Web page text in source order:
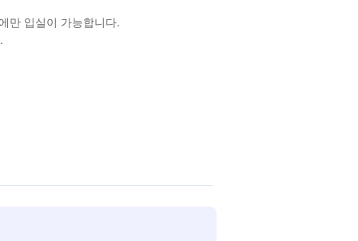
만 입실이 가능합니다.